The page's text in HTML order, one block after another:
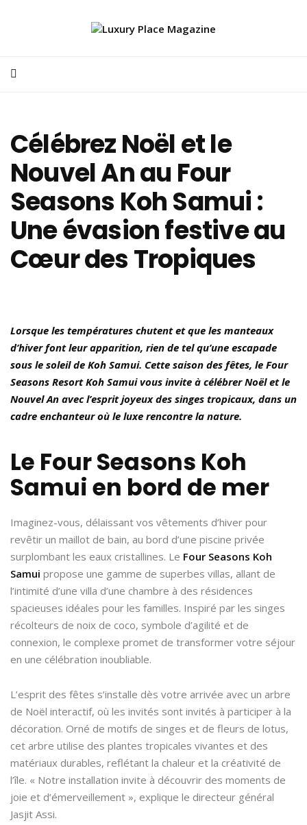
Célébrez Noël et le
Nouvel An au Four
Seasons Koh Samui :
Une évasion festive au
Cœur des Tropiques
Lorsque les températures chutent et que les manteaux
d’hiver font leur apparition, rien de tel qu’une escapade
sous le soleil de Koh Samui. Cette saison des fêtes, le Four
Seasons Resort Koh Samui vous invite à célébrer Noël et le
Nouvel An avec l’esprit joyeux des singes tropicaux, dans un
cadre enchanteur où le luxe rencontre la nature.
Le Four Seasons Koh
Samui en bord de mer
Imaginez-vous, délaissant vos vêtements d’hiver pour
revêtir un maillot de bain, au bord d’une piscine privée
surplombant les eaux cristallines. Le Four Seasons Koh
Samui propose une gamme de superbes villas, allant de
l’intimité d’une villa d’une chambre à des résidences
spacieuses idéales pour les familles. Inspiré par les singes
récolteurs de noix de coco, symbole d’agilité et de
connexion, le complexe promet de transformer votre séjour
en une célébration inoubliable.
L’esprit des fêtes s’installe dès votre arrivée avec un arbre
de Noël interactif, où les invités sont invités à participer à la
décoration. Orné de motifs de singes et de fleurs de lotus,
cet arbre utilise des plantes tropicales vivantes et des
matériaux durables, reflétant la chaleur et la créativité de
l’île. « Notre installation invite à découvrir des moments de
joie et d’émerveillement », explique le directeur général
Jasjit Assi.